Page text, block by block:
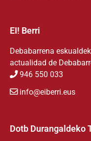
EI! Berri
Debabarrena
actualidad de
946 550 033
info@eiberri.eus
Dotb Durangaldeko